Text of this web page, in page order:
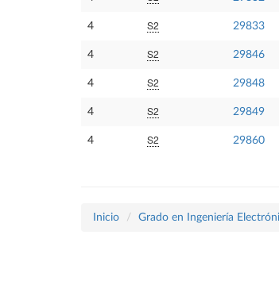
4 S2 29833
4 S2 29846
4 S2 29848
4 S2 29849
4 S2 29860
Inicio Grado en Ingeniería